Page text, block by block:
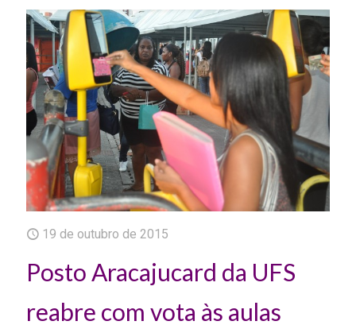
19 de outubro de 2015
Posto Aracajucard da UFS
reabre com vota às aulas